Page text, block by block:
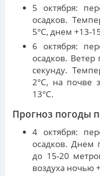
5 октября:
осадков.
5°С, днем +13-
6 октября:
осадков.
секунду.
2°С, на почве
13°С.
Прогноз погоды
4 октября:
осадков. Днем
до 15-20
воздуха ночью